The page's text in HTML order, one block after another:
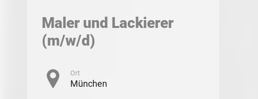
Maler und Lackierer
(m/w/d)
Ort
München